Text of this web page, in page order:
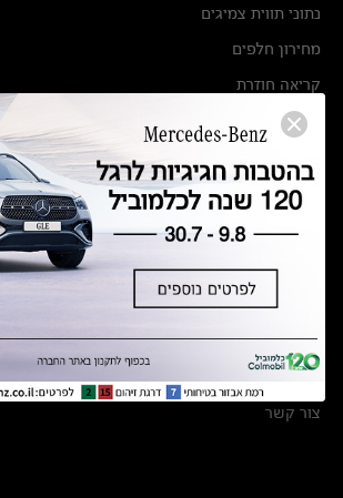
נתוני תווית צמיגים
מחירון חלפים
קריאה חוזרת
הודעה על הטבות לרכבי מרצדס בהסדר פשרה בתצ 56447-02-19
תקנון ימי מכירות 120 לכלמוביל
מצאו אותנו
אולמות תצוגה
מרכזי שירות
צור קשר